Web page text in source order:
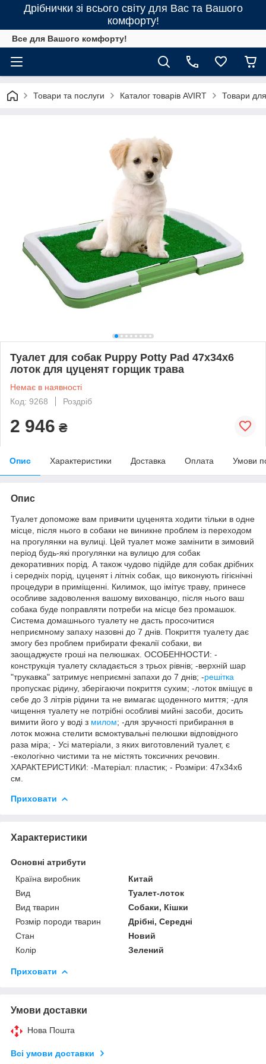
Дрібнички зі всього світу для Вас та Вашого
комфорту!
Все для Вашого комфорту!
Товари та послуги Каталог товарів AVIRT Товари
Туалет для собак Puppy Potty Pad 47х34х6
лоток для цуценят горщик трава
Немає в наявності
Код: 9268
Роздріб
2 946 ₴
Опис Характеристики Доставка Оплата Умови
Опис
Туалет допоможе вам привчити цуценята ходити тільки в одне
місце, після нього в собаки не виникне проблем із переходом
на прогулянки на вулиці. Цей туалет може замінити в зимовий
період будь-які прогулянки на вулицю для собак
декоративних порід. А також чудово підійде для собак дрібних
і середніх порід, цуценят і літніх собак, що виконують гігієнічні
процедури в приміщенні. Килимок, що імітує траву, принесе
особливе задоволення вашому вихованцю, після нього ваш
собака буде поправляти потреби на місце без промашок.
Система домашнього туалету не дасть просочитися
неприємному запаху назовні до 7 днів. Покриття туалету дає
змогу без проблем прибирати фекалії собаки, ви
заощаджуєте гроші на пелюшках. ОСОБЕННОСТИ: -
конструкція туалету складається з трьох рівнів; -верхній шар
"трукавка" затримує неприємні запахи до 7 днів; -решітка
пропускає рідину, зберігаючи покриття сухим; -лоток вміщує в
себе до 3 літрів рідини та не вимагає щоденного миття; -для
чищення туалету не потрібні особливі мийні засоби, досить
вимити його у воді з милом; -для зручності прибирання в
лоток можна стелити всмоктувальні пелюшки відповідного
раза міра; - Усі матеріали, з яких виготовлений туалет, є
-екологічно чистими та не містять токсичних речовин.
ХАРАКТЕРИСТИКИ: -Матеріал: пластик; - Розміри: 47х34х6
см.
Приховати
Характеристики
Основні атрибути
Країна виробник
Китай
Вид
Туалет-лоток
Вид тварин
Собаки, Кішки
Розмір породи тварин
Дрібні, Середні
Стан
Новий
Колір
Зелений
Приховати
Умови доставки
Нова Пошта
Всі умови доставки